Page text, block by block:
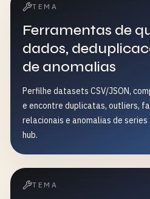
TEMA
Ferramentas de
dados,
de anomalias
Perfilhe datasets CSV/JSON,
e encontre duplicatas, outliers,
relacionais e anomalias de series
hub.
TEMA